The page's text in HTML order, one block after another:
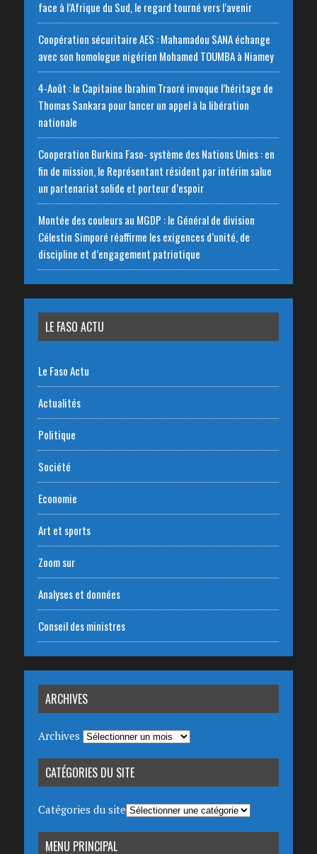
face à l’Afrique du Sud, le regard tourné vers l’avenir
Coopération sécuritaire AES : Mahamadou SANA échange
avec son homologue nigérien Mohamed TOUMBA à Niamey
4-Août : le Capitaine Ibrahim Traoré invoque l’héritage de
Thomas Sankara pour lancer un appel à la libération
nationale
‎Cooperation Burkina Faso- système des Nations Unies : en
fin de mission, le Représentant résident par intérim salue
un partenariat solide et porteur d’espoir
Montée des couleurs au MGDP : le Général de division
Célestin Simporé réaffirme les exigences d’unité, de
discipline et d’engagement patriotique
LE FASO ACTU
Le Faso Actu
Actualités
Politique
Société
Economie
Art et sports
Zoom sur
Analyses et données
Conseil des ministres
ARCHIVES
Archives
CATÉGORIES DU SITE
Catégories du site
MENU PRINCIPAL